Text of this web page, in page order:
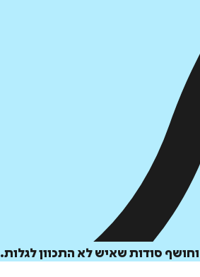
סודות שאיש לא התכוון לגלות.